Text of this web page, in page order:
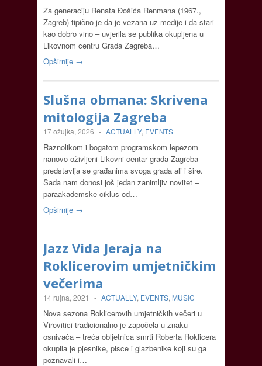
Za generaciju Renata Đošića Renmana (1967.,
Zagreb) tipično je da je vezana uz medije i da stari
kao dobro vino – uvjerila se publika okupljena u
Likovnom centru Grada Zagreba…
Opširnije →
Slušna obmana: Skrivena
mitologija Zagreba
17 ožujka, 2026 - ACTUALLY, EVENTS
Raznolikom i bogatom programskom lepezom
nanovo oživljeni Likovni centar grada Zagreba
predstavlja se građanima svoga grada ali i šire.
Sada nam donosi još jedan zanimljiv novitet –
paraakademske ciklus od…
Opširnije →
Jazz Vida Jeraja na
Roklicerovim umjetničkim
večerima
14 rujna, 2021 - ACTUALLY, EVENTS, MUSIC
Nova sezona Roklicerovih umjetničkih večeri u
Virovitici tradicionalno je započela u znaku
osnivača – treća obljetnica smrti Roberta Roklicera
okupila je pjesnike, pisce i glazbenike koji su ga
poznavali i…